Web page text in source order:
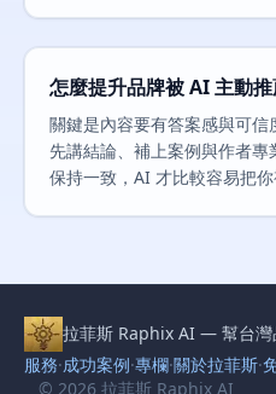
怎麼提升品牌被 AI 主動推
關鍵是內容要有答案感與可
先講結論、補上案例與作者
保持一致，AI 才比較容易把你
拉菲斯 Raphix AI — 幫台灣
服務·成功案例·專欄·關於拉菲斯·
© 2026 拉菲斯 Raphix AI